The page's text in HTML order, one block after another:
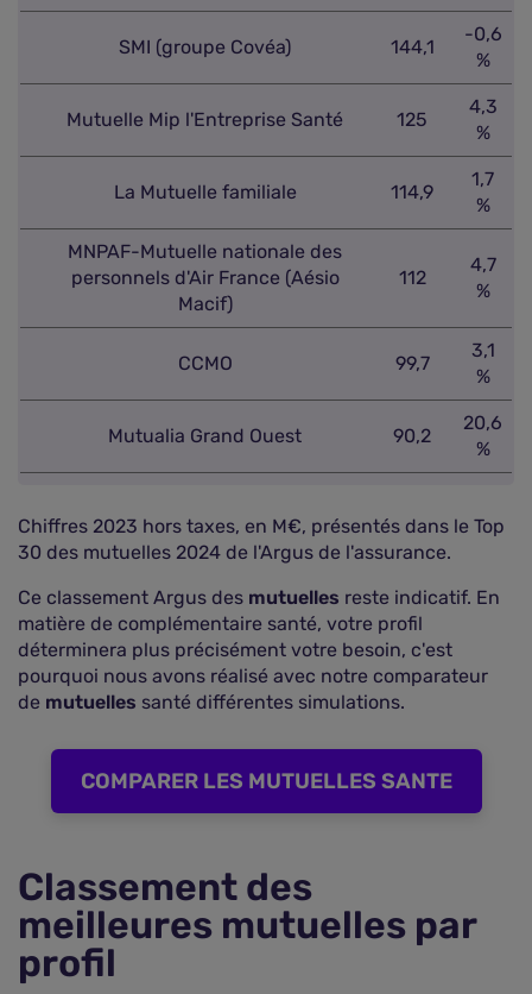
SMI (groupe Covéa) 144,1
-0,6
%
Mutuelle Mip l'Entreprise Santé 125
4,3
%
La Mutuelle familiale 114,9
1,7
%
MNPAF-Mutuelle nationale des
personnels d'Air France (Aésio
Macif)
112
4,7
%
CCMO 99,7
3,1
%
Mutualia Grand Ouest 90,2
20,6
%
Chiffres 2023 hors taxes, en M€, présentés dans le Top
30 des mutuelles 2024 de l'Argus de l'assurance.
Ce classement Argus des mutuelles reste indicatif. En
matière de complémentaire santé, votre profil
déterminera plus précisément votre besoin, c'est
pourquoi nous avons réalisé avec notre comparateur
de mutuelles santé différentes simulations.
COMPARER LES MUTUELLES SANTE
Classement des
meilleures mutuelles par
profil